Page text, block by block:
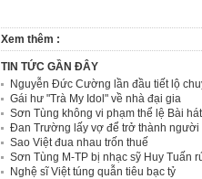
Xem thêm :
TIN TỨC GẦN ĐÂY
Nguyễn Đức Cường lần đầu tiết lộ
Gái hư "Trà My Idol" về nhà đại gia
Sơn Tùng không vi phạm thể lệ Bài
Đan Trường lấy vợ để trở thành người
Sao Việt đua nhau trốn thuế
Sơn Tùng M-TP bị nhạc sỹ Huy Tuấn
Nghệ sĩ Việt túng quẫn tiêu bạc tỷ